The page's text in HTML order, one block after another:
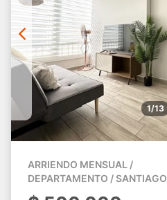
1/13
ARRIENDO MENSUAL /
DEPARTAMENTO / SANTIAGO